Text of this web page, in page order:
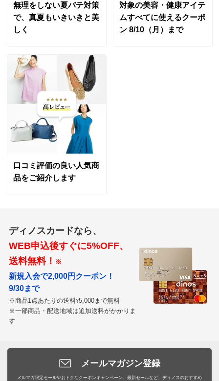
無理をしない夏バテ対策
で、真夏もいきいきと美
しく
対象の美容・健康アイテ
ムすべてに使えるクーポ
ン 8/10（月）まで
口コミ評価の良い人気商
品をご紹介します
ディノスカードなら、
WEB申込後すぐに5%OFF、
送料無料！ ※
新規入会で2,000円クーポン！
9/30まで
※商品1点あたりの送料¥5,000まで無料
※一部商品・配送地域は追加送料がかかりま
す
メールマガジン登録
メルマガ限定セールやおトクなクーポンキャンペーン、最新セールなど、ディノスのおすすめ